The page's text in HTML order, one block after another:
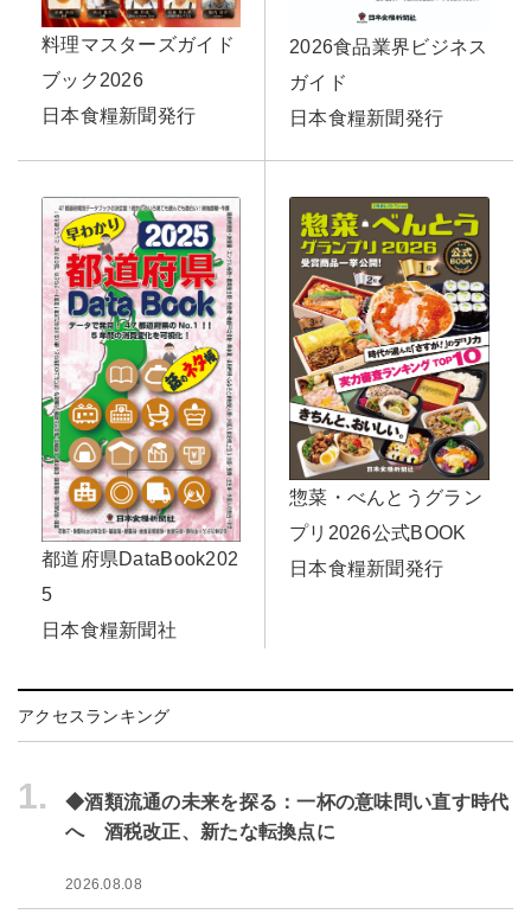
料理マスターズガイド
ブック2026
日本食糧新聞発行
2026食品業界ビジネス
ガイド
日本食糧新聞発行
都道府県DataBook202
5
日本食糧新聞社
惣菜・べんとうグラン
プリ2026公式BOOK
日本食糧新聞発行
アクセスランキング
1.
◆酒類流通の未来を探る：一杯の意味問い直す時代
へ 酒税改正、新たな転換点に
2026.08.08